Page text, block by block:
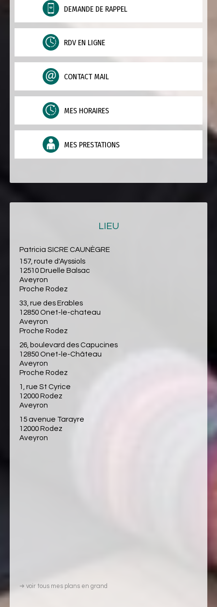
DEMANDE DE RAPPEL
RDV EN LIGNE
CONTACT MAIL
MES HORAIRES
MES PRESTATIONS
LIEU
Patricia SICRE CAUNÈGRE
157, route d'Ayssiols
12510 Druelle Balsac
Aveyron
Proche Rodez
33, rue des Erables
12850 Onet-le-chateau
Aveyron
Proche Rodez
26, boulevard des Capucines
12850 Onet-le-Château
Aveyron
Proche Rodez
1, rue St Cyrice
12000 Rodez
Aveyron
15 avenue Tarayre
12000 Rodez
Aveyron
➜ voir tous mes plans en grand